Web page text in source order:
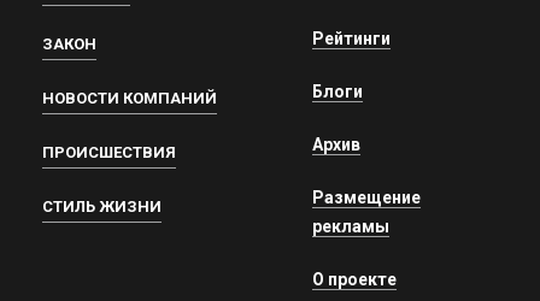
ЗАКОН
НОВОСТИ КОМПАНИЙ
ПРОИСШЕСТВИЯ
СТИЛЬ ЖИЗНИ
Рейтинги
Блоги
Архив
Размещение
рекламы
О проекте